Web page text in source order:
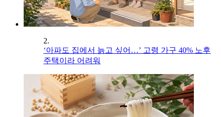
2.
‘아파도 집에서 늙고 싶어…’ 고령 가구 40% 노후
주택이라 어려워